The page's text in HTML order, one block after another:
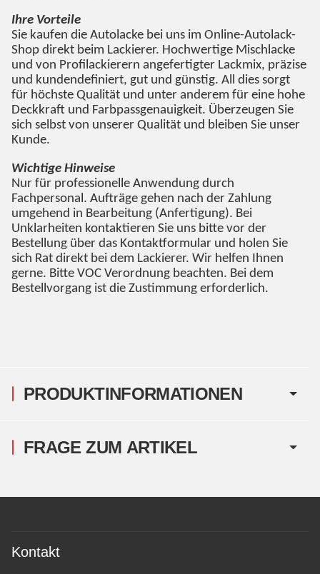
PRODUKTINFORMATIONEN
Ihre Vorteile
Sie kaufen die Autolacke bei uns im Online-Autolack-
Shop direkt beim Lackierer. Hochwertige Mischlacke
und von Profilackierern angefertigter Lackmix, präzise
und kundendefiniert, gut und günstig. All dies sorgt
für höchste Qualität und unter anderem für eine hohe
Deckkraft und Farbpassgenauigkeit. Überzeugen Sie
sich selbst von unserer Qualität und bleiben Sie unser
Kunde.
Wichtige Hinweise
Nur für professionelle Anwendung durch
Fachpersonal. Aufträge gehen nach der Zahlung
umgehend in Bearbeitung (Anfertigung). Bei
Unklarheiten kontaktieren Sie uns bitte vor der
Bestellung über das Kontaktformular und holen Sie
sich Rat direkt bei dem Lackierer. Wir helfen Ihnen
gerne. Bitte VOC Verordnung beachten. Bei dem
Bestellvorgang ist die Zustimmung erforderlich.
FRAGE ZUM ARTIKEL
Kontakt